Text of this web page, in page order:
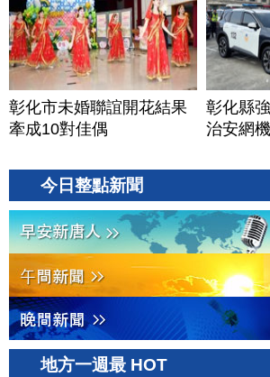
彰化市未婚聯誼開花結果
牽成10對佳偶
彰化縣
治安網
今日整點新聞
地方一週最 HOT